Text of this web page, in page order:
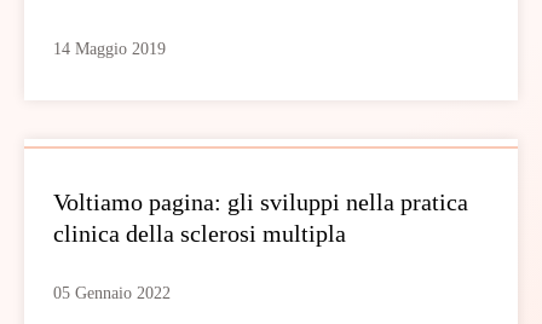
14 Maggio 2019
Voltiamo pagina: gli sviluppi nella pratica
clinica della sclerosi multipla
05 Gennaio 2022